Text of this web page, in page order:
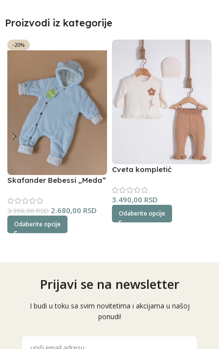
Proizvodi iz kategorije
-20%
Skafander Bebessi „Meda“
3.350,00RSD 2.680,00 RSD
Odaberite opcije
Cveta kompletić
3.490,00 RSD
Odaberite opcije
Prijavi se na newsletter
I budi u toku sa svim novitetima i akcijama u našoj
ponudi!